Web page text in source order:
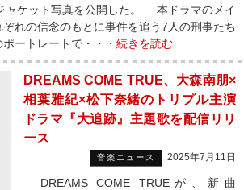
ャケット写真を公開した。 本ドラマのメイ
れの信念のもとに事件を追う7人の刑事たち
ートレートで・・・ 続きを読む
DREAMS COME TRUE、大森南朋×
相葉雅紀×松下奈緒のトリプル主演
ドラマ『大追跡』主題歌を配信リリ
ース
音楽ニュース 2025年7月11日
DREAMS COME TRUEが、新曲